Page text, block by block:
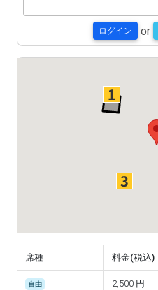
ログイン or
席種 料金(税込)
自由 2,500 円